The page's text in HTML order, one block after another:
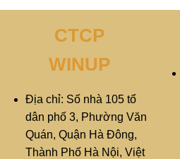
CTCP
WINUP
Địa chỉ: Số nhà 105 tổ
dân phố 3, Phường Văn
Quán, Quận Hà Đông,
Thành Phố Hà Nội, Việt